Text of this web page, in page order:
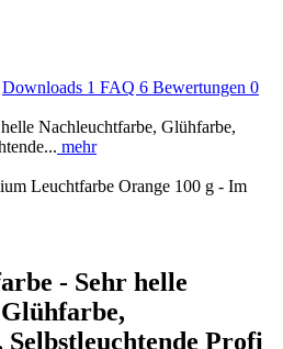
Downloads 1 FAQ 6 Bewertungen 0
Nachleuchtfarbe, Glühfarbe,
mehr
Leuchtfarbe Orange 100 g - Im
- Sehr helle
Profi